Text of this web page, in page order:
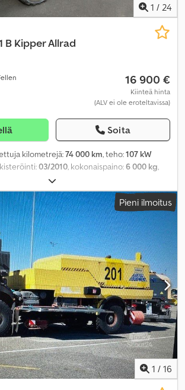
1 / 24
B Kipper Allrad
16 900 €
Kiinteä hinta
(ALV ei ole eroteltavissa)
Soita
kilometrejä:74 000 km, teho:107 kW
03/2010, kokonaispaino:6 000 kg,
oranssi
Euro 4, kuormatilan pituus:2 400 mm,
Varusteet:ABS, neliveto, noesuodatin,
Pieni ilmoitus
1 / 16